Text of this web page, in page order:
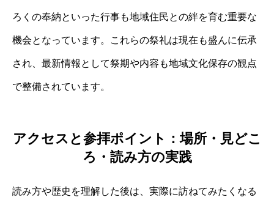
ろくの奉納といった行事も地域住民との絆を育む重要な
機会となっています。これらの祭礼は現在も盛んに伝承
され、最新情報として祭期や内容も地域文化保存の観点
で整備されています。
アクセスと参拝ポイント：場所・見どこ
ろ・読み方の実践
読み方や歴史を理解した後は、実際に訪ねてみたくなる